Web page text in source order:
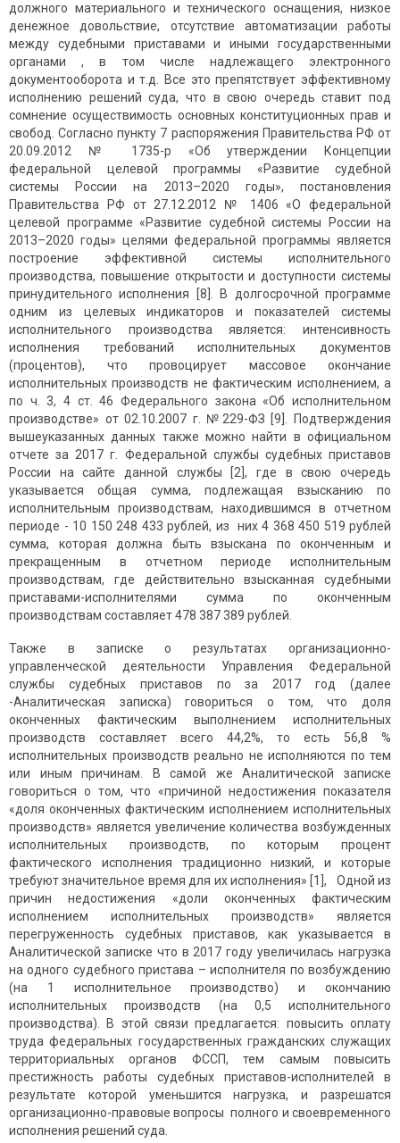
должного материального и технического оснащения, низкое
денежное довольствие, отсутствие автоматизации работы
между судебными приставами и иными государственными
органами , в том числе надлежащего электронного
документооборота и т.д. Все это препятствует эффективному
исполнению решений суда, что в свою очередь ставит под
сомнение осуществимость основных конституционных прав и
свобод. Согласно пункту 7 распоряжения Правительства РФ от
20.09.2012 № 1735-р «Об утверждении Концепции
федеральной целевой программы «Развитие судебной
системы России на 2013–2020 годы», постановления
Правительства РФ от 27.12.2012 № 1406 «О федеральной
целевой программе «Развитие судебной системы России на
2013–2020 годы» целями федеральной программы является
построение эффективной системы исполнительного
производства, повышение открытости и доступности системы
принудительного исполнения [8]. В долгосрочной программе
одним из целевых индикаторов и показателей системы
исполнительного производства является: интенсивность
исполнения требований исполнительных документов
(процентов), что провоцирует массовое окончание
исполнительных производств не фактическим исполнением, а
по ч. 3, 4 ст. 46 Федерального закона «Об исполнительном
производстве» от 02.10.2007 г. №229-ФЗ [9]. Подтверждения
вышеуказанных данных также можно найти в официальном
отчете за 2017 г. Федеральной службы судебных приставов
России на сайте данной службы [2], где в свою очередь
указывается общая сумма, подлежащая взысканию по
исполнительным производствам, находившимся в отчетном
периоде - 10 150 248 433 рублей, из них 4 368 450 519 рублей
сумма, которая должна быть взыскана по оконченным и
прекращенным в отчетном периоде исполнительным
производствам, где действительно взысканная судебными
приставами-исполнителями сумма по оконченным
производствам составляет 478 387 389 рублей.
Также в записке о результатах организационно-
управленческой деятельности Управления Федеральной
службы судебных приставов по за 2017 год (далее
-Аналитическая записка) говориться о том, что доля
оконченных фактическим выполнением исполнительных
производств составляет всего 44,2%, то есть 56,8 %
исполнительных производств реально не исполняются по тем
или иным причинам. В самой же Аналитической записке
говориться о том, что «причиной недостижения показателя
«доля оконченных фактическим исполнением исполнительных
производств» является увеличение количества возбужденных
исполнительных производств, по которым процент
фактического исполнения традиционно низкий, и которые
требуют значительное время для их исполнения» [1], Одной из
причин недостижения «доли оконченных фактическим
исполнением исполнительных производств» является
перегруженность судебных приставов, как указывается в
Аналитической записке что в 2017 году увеличилась нагрузка
на одного судебного пристава – исполнителя по возбуждению
(на 1 исполнительное производство) и окончанию
исполнительных производств (на 0,5 исполнительного
производства). В этой связи предлагается: повысить оплату
труда федеральных государственных гражданских служащих
территориальных органов ФССП, тем самым повысить
престижность работы судебных приставов-исполнителей в
результате которой уменьшится нагрузка, и разрешатся
организационно-правовые вопросы полного и своевременного
исполнения решений суда.